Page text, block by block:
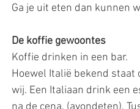
Ga je uit eten dan kunnen
De koffie gewoontes
Koffie drinken in een bar.
Hoewel Italië bekend
wij. Een Italiaan drink een